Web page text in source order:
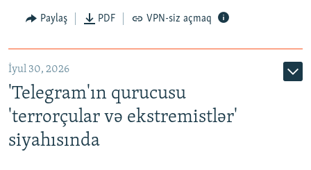
Paylaş PDF VPN-siz açmaq
İyul 30, 2026
'Telegram'ın qurucusu
'terrorçular və ekstremistlər'
siyahısında